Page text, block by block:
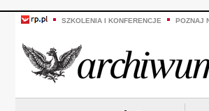
SZKOLENIA I KONFERENCJE POZNAJ